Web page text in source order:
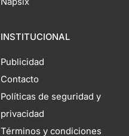
INSTITUCIONAL
Publicidad
Contacto
Políticas de seguridad y
privacidad
Términos y condiciones